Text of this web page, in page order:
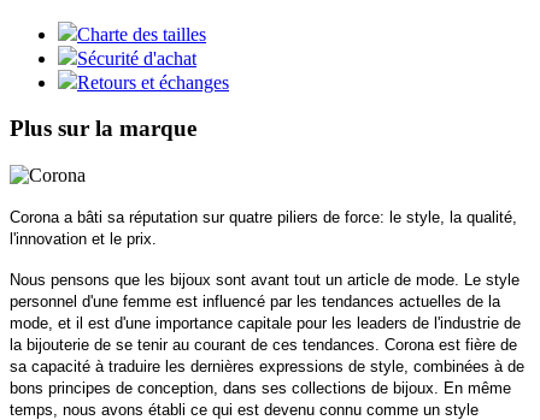
Charte des tailles
Sécurité d'achat
Retours et échanges
Plus sur la marque
Corona a bâti sa réputation sur quatre piliers de force: le style, la qualité,
l'innovation et le prix.
Nous pensons que les bijoux sont avant tout un article de mode. Le style
personnel d'une femme est influencé par les tendances actuelles de la
mode, et il est d'une importance capitale pour les leaders de l'industrie de
la bijouterie de se tenir au courant de ces tendances. Corona est fière de
sa capacité à traduire les dernières expressions de style, combinées à de
bons principes de conception, dans ses collections de bijoux. En même
temps, nous avons établi ce qui est devenu connu comme un style